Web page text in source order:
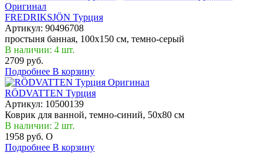
Оригинал
FREDRIKSJÖN Турция
Артикул: 90496708
простыня банная, 100x150 см, темно-серый
В наличии: 4 шт.
2709 руб.
Подробнее В корзину
Оригинал
RÖDVATTEN Турция
Артикул: 10500139
Коврик для ванной, темно-синий, 50х80 см
В наличии: 2 шт.
1958 руб. O
Подробнее В корзину